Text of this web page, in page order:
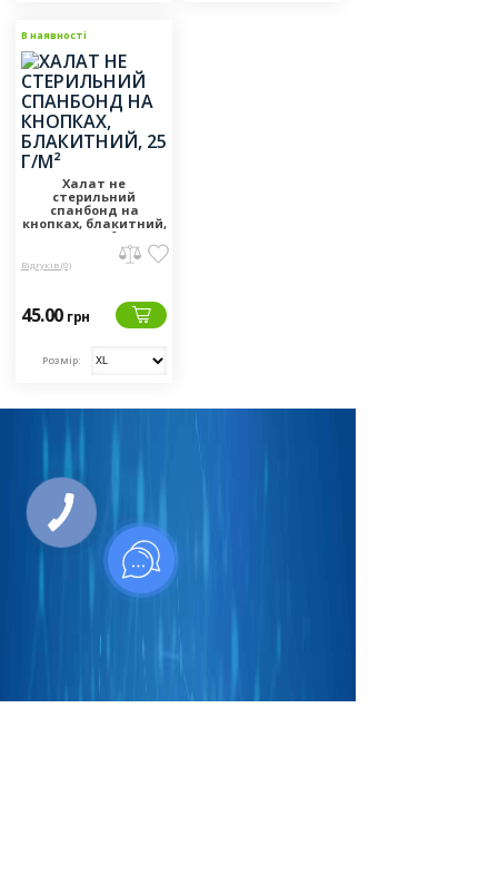
В наявності
Халат не
стерильний
спанбонд на
кнопках, блакитний,
25 г/м²
Відгуків (0)
45.00 грн
Розмір: